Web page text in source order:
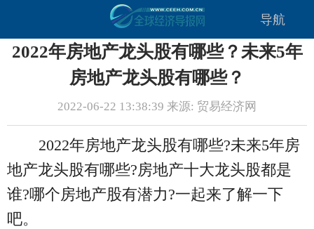
导航
2022年房地产龙头股有哪些？未来5年
房地产龙头股有哪些？
2022-06-22 13:38:39 来源: 贸易经济网
2022年房地产龙头股有哪些?未来5年房
地产龙头股有哪些?房地产十大龙头股都是
谁?哪个房地产股有潜力?一起来了解一下
吧。